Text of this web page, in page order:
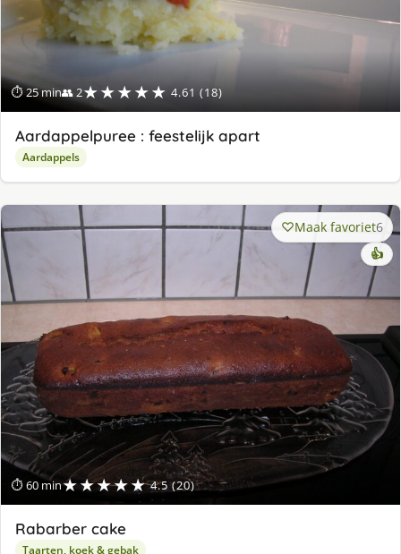
⏱ 25 min👥 2★★★★★ 4.61 (18)
Aardappelpuree : feestelijk apart
Aardappels
⏱ 60 min★★★★★ 4.5 (20)
Maak favoriet6
👍
Rabarber cake
Taarten, koek & gebak